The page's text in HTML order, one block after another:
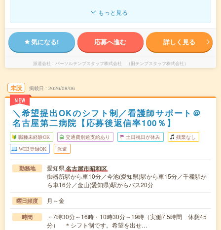
もっと見る
気になる! 応募へ進む 詳しく見る
派遣会社 パーソルテンプスタッフ株式会社 （旧テンプスタッフ株式会社）
未読
NEW
掲載日 2026/08/06
＼希望提出OKのシフト制／看護師サポート＠
名古屋第二病院【応募後返信率100％】
職種未経験OK 交通費別途支給あり 土日祝日が休み 残業なし
WEB登録OK 派遣
勤務地 愛知県名古屋市昭和区
御器所駅から車10分／今池(愛知県)駅から車15分／千種駅か
ら車16分／金山(愛知県)駅からバス20分
曜日頻度 月～金
時間
・7時30分～16時・10時30分～19時（実働7.5時間 休憩45
分） ＊シフト制です。希望を出せ…